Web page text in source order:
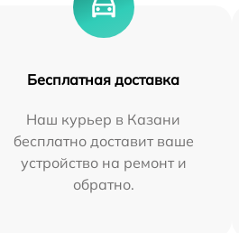
Бесплатная доставка
Наш курьер в Казани
бесплатно доставит ваше
устройство на ремонт и
обратно.